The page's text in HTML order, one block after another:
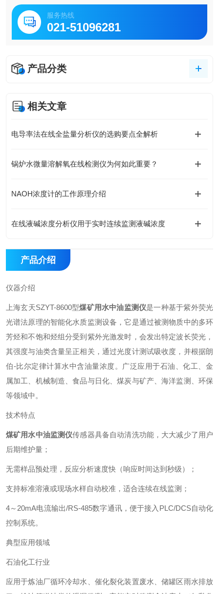
服务热线
021-51096281
产品分类
相关文章
电导率法在线全盐量分析仪的选购要点全解析
锅炉水微量溶解氧在线检测仪为何如此重要？
NAOH浓度计的工作原理介绍
在线液碱浓度分析仪用于实时连续监测液碱浓度
产品介绍
仪器介绍
上海玄天SZYT-8600型煤矿用水中油监测仪是一种基于紫外荧光
光谱法原理的智能化水质监测设备，它是通过被测物质中的多环
芳烃和不饱和烃组分受到紫外光激发时，会发出特定波长荧光，
其强度与油类含量呈正相关，通过光度计测试吸收度，并根据朗
伯-比尔定律计算水中含油量浓度。广泛应用于石油、化工、金
属加工、机械制造、食品与日化、煤炭与矿产、海洋监测、环保
等领域中。
技术特点
煤矿用水中油监测仪传感器具备自动清洗功能，大大减少了用户
后期维护量；
无需样品预处理，反应分析速度快（响应时间达到秒级）；
支持标准溶液或现场水样自动校准，适合连续在线监测；
4～20mA电流输出/RS-485数字通讯，便于接入PLC/DCS自动化
控制系统。
典型应用领域
石油化工行业
应用于炼油厂循环冷却水、催化裂化装置废水、储罐区雨水排放